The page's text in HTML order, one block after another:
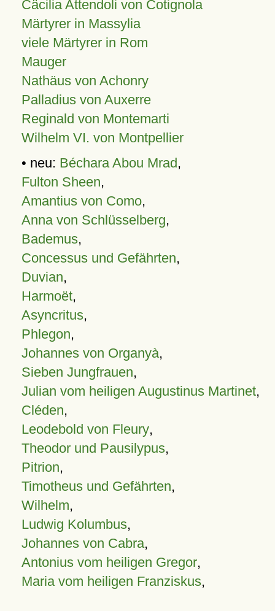
Cäcilia Attendoli von Cotignola
Märtyrer in Massylia
viele Märtyrer in Rom
Mauger
Nathäus von Achonry
Palladius von Auxerre
Reginald von Montemarti
Wilhelm VI. von Montpellier
• neu: Béchara Abou Mrad,
Fulton Sheen,
Amantius von Como,
Anna von Schlüsselberg,
Bademus,
Concessus und Gefährten,
Duvian,
Harmoët,
Asyncritus,
Phlegon,
Johannes von Organyà,
Sieben Jungfrauen,
Julian vom heiligen Augustinus Martinet,
Cléden,
Leodebold von Fleury,
Theodor und Pausilypus,
Pitrion,
Timotheus und Gefährten,
Wilhelm,
Ludwig Kolumbus,
Johannes von Cabra,
Antonius vom heiligen Gregor,
Maria vom heiligen Franziskus,